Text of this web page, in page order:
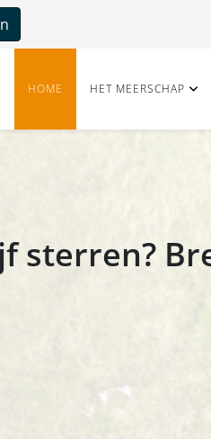
HOME HET MEERSCHAP
sterren?